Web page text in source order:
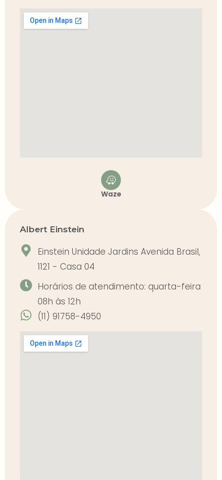
Waze
Albert Einstein
Einstein Unidade Jardins Avenida Brasil,
1121 - Casa 04
Horários de atendimento: quarta-feira
08h às 12h
(11) 91758-4950